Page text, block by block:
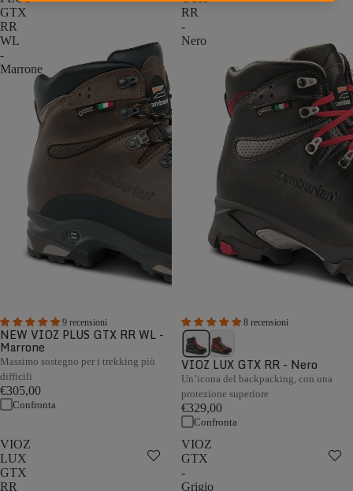
GTX
RR
WL
-
Marrone
9 recensioni
NEW VIOZ PLUS GTX RR WL -
Marrone
Massimo sostegno per i trekking più
difficili
€305,00
Confronta
RR
-
Nero
8 recensioni
VIOZ LUX GTX RR - Nero
Un’icona del backpacking, con una
protezione superiore
€329,00
Confronta
VIOZ
LUX
GTX
RR
VIOZ
GTX
-
Grigio